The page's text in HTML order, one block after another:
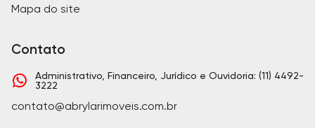
Mapa do site
Contato
Administrativo, Financeiro, Jurídico e Ouvidoria: (11) 4492-
3222
contato@abrylarimoveis.com.br